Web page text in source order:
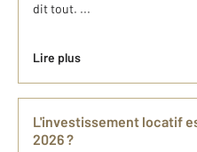
dit tout. ...
Lire plus
L'investissement locatif
2026 ?